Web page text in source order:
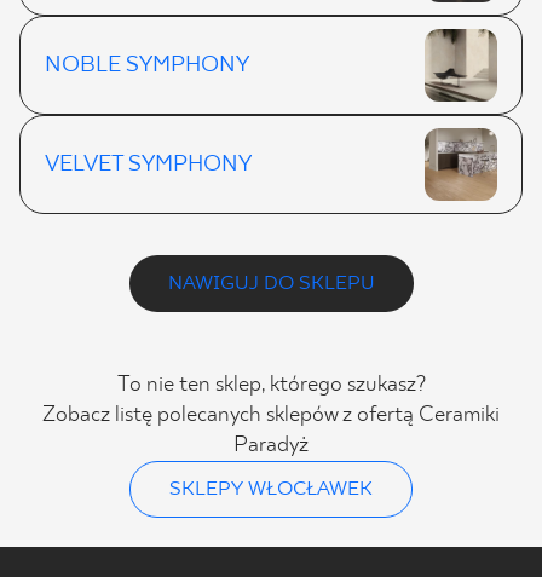
NOBLE SYMPHONY
VELVET SYMPHONY
NAWIGUJ DO SKLEPU
To nie ten sklep, którego szukasz?
Zobacz listę polecanych sklepów z ofertą Ceramiki
Paradyż
SKLEPY WŁOCŁAWEK